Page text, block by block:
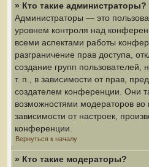
» Кто такие администраторы?
Администраторы — это
уровнем контроля над
всеми аспектами работы
разграничение прав доступа,
создание групп пользователей,
т. п., в зависимости от прав,
создателем конференции. Они
возможностями модераторов
зависимости от настроек,
конференции.
Вернуться к началу
» Кто такие модераторы?